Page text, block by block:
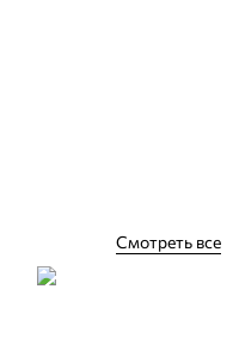
Смотреть все